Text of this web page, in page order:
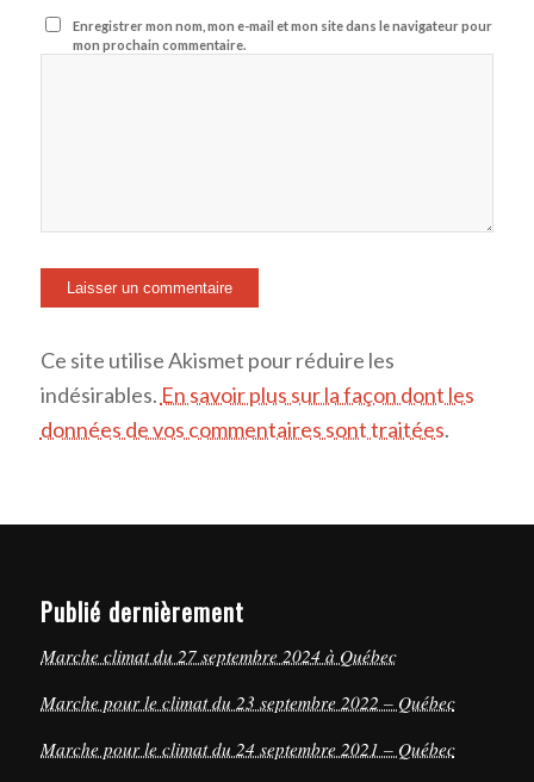
Enregistrer mon nom, mon e-mail et mon site dans le navigateur pour
mon prochain commentaire.
Ce site utilise Akismet pour réduire les
indésirables. En savoir plus sur la façon dont les
données de vos commentaires sont traitées.
Publié dernièrement
Marche climat du 27 septembre 2024 à Québec
Marche pour le climat du 23 septembre 2022 – Québec
Marche pour le climat du 24 septembre 2021 – Québec